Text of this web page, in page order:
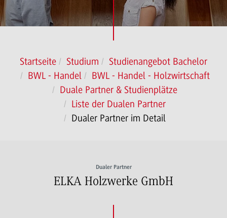
Startseite Studium
Studienangebot Bachelor
BWL - Handel
BWL - Handel - Holzwirtschaft
Duale Partner & Studienplätze
Liste der Dualen Partner
Dualer Partner im Detail
Dualer Partner
ELKA Holzwerke GmbH